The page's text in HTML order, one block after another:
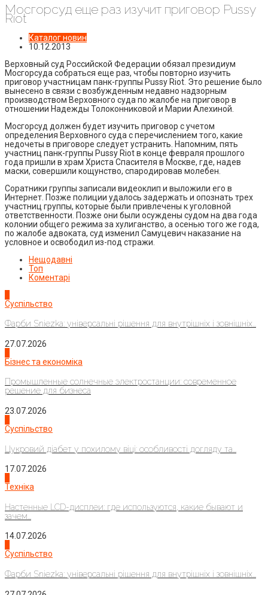
Мосгорсуд еще раз изучит приговор Pussy
Riot
Каталог новин
10.12.2013
Верховный суд Российской Федерации обязал президиум
Мосгорсуда собраться еще раз, чтобы повторно изучить
приговор участницам панк-группы Pussy Riot. Это решение было
вынесено в связи с возбужденным недавно надзорным
производством Верховного суда по жалобе на приговор в
отношении Надежды Толоконниковой и Марии Алехиной.
Мосгорсуд должен будет изучить приговор с учетом
определения Верховного суда с перечислением того, какие
недочеты в приговоре следует устранить. Напомним, пять
участниц панк-группы Pussy Riot в конце февраля прошлого
года пришли в храм Христа Спасителя в Москве, где, надев
маски, совершили кощунство, спародировав молебен.
Соратники группы записали видеоклип и выложили его в
Интернет. Позже полиции удалось задержать и опознать трех
участниц группы, которые были привлечены к уголовной
ответственности. Позже они были осуждены судом на два года
колонии общего режима за хулиганство, а осенью того же года,
по жалобе адвоката, суд изменил Самуцевич наказание на
условное и освободил из-под стражи.
Нещодавні
Топ
Коментарі
Суспільство
Фарби Sniezka: універсальні рішення для внутрішніх і зовнішніх...
27.07.2026
Бізнес та економіка
Промышленные солнечные электростанции: современное
решение для бизнеса
23.07.2026
Суспільство
Цукровий діабет у похилому віці: особливості догляду та...
17.07.2026
Техніка
Настенные LCD-дисплеи: где используются, какие бывают и
зачем...
14.07.2026
Суспільство
Фарби Sniezka: універсальні рішення для внутрішніх і зовнішніх...